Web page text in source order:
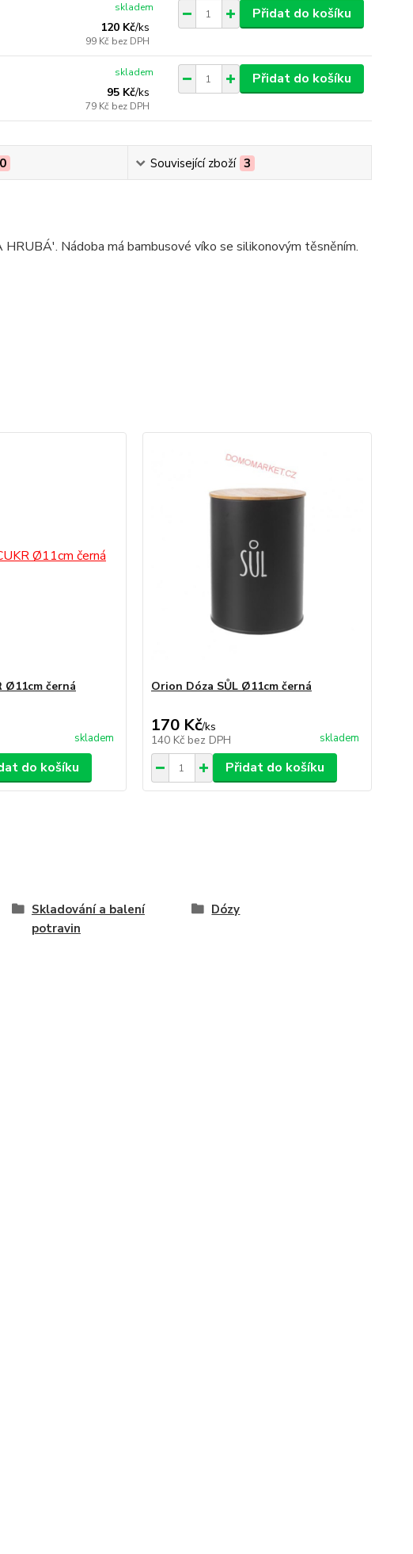
120 Kč/ks
99 Kč bez DPH
skladem Přidat do košíku
95 Kč/ks
79 Kč bez DPH
skladem Přidat do košíku
0 Související zboží 3
Nádoba má bambusové víko se silikonovým těsněním.
Ø11cm černá
skladem
do košíku
Orion Dóza SŮL Ø11cm černá
170 Kč/ks
140 Kč bez DPH skladem
Přidat do košíku
Skladování a balení
potravin
Dózy